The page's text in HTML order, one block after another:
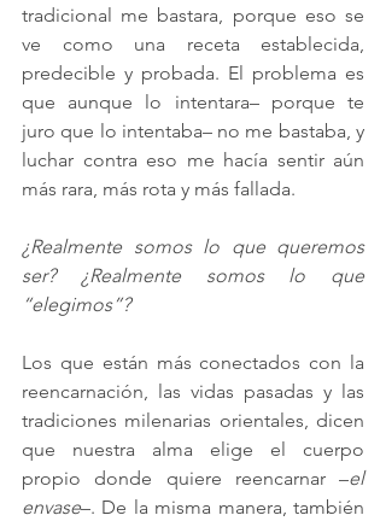
tradicional me bastara, porque eso se
ve como una receta establecida,
predecible y probada. El problema es
que aunque lo intentara– porque te
juro que lo intentaba– no me bastaba, y
luchar contra eso me hacía sentir aún
más rara, más rota y más fallada.
¿Realmente somos lo que queremos
ser? ¿Realmente somos lo que
“elegimos”?
Los que están más conectados con la
reencarnación, las vidas pasadas
tradiciones milenarias orientales, dicen
que nuestra alma elige el cuerpo
propio donde quiere reencarnar –el
envase–. De la misma manera, también